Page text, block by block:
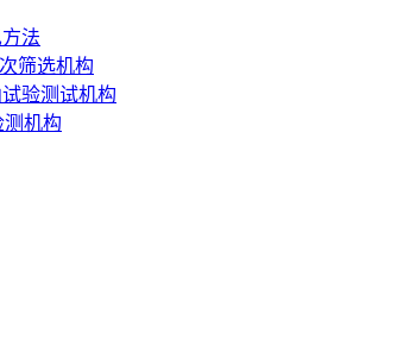
法
筛选机构
验测试机构
测机构